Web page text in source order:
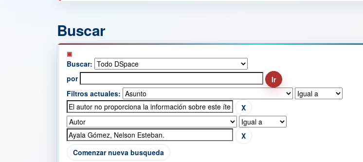
Buscar
Buscar:
por
Filtros actuales:
Comenzar nueva busqueda